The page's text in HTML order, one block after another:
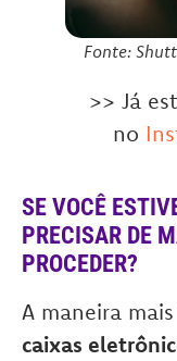
Fonte:
>> Já
no
SE VOCÊ
PRECISAR DE
PROCEDER?
A maneira
caixas